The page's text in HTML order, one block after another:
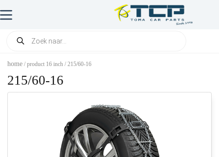
home / product 16 inch / 215/60-16
215/60-16